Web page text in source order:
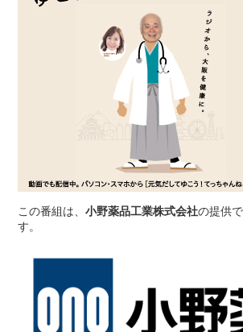
この番組は、小野薬品工業株式会社の提供
す。